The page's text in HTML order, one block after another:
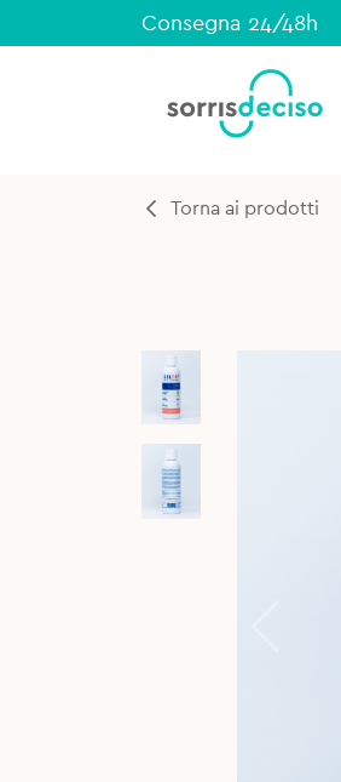
Consegna 24/48h
Torna ai prodotti